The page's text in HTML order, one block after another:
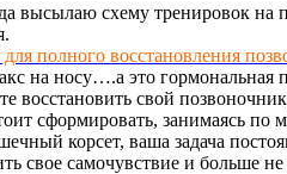
высылаю схему тренировок
полного восстановления
на носу….а это гормональная
восстановить свой
сформировать, занимаясь
корсет, ваша задача
свое самочувствие и больше не